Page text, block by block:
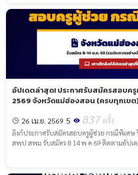
อัปเดตล่าสุด! ประกาศรับสมัครสอบค
2569 จังหวัดแม่ฮ่องสอน (ครบทุกเข
26 เม.ย. 2569 5 837 ครั้ง
ลิงก์ประกาศรับสมัครสอบครูผู้ช่วย กรณีพิเศษ
สพป สพม รับสมัคร 8 14 พ ค 69 ติดตามอัปเ